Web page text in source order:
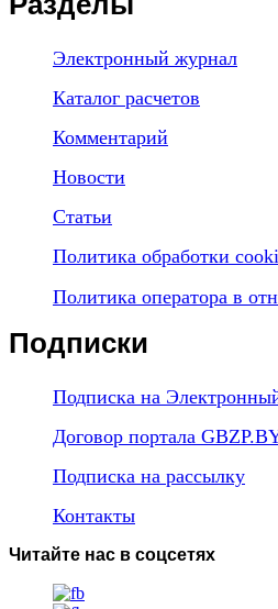
Электронный журнал
Каталог расчетов
Комментарий
Новости
Статьи
Политика обработки
Политика оператора в
Подписки
Подписка на
Договор портала
Подписка на рассылку
Контакты
Читайте нас в соцсетях